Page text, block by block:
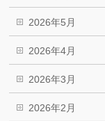
2026年5月
2026年4月
2026年3月
2026年2月